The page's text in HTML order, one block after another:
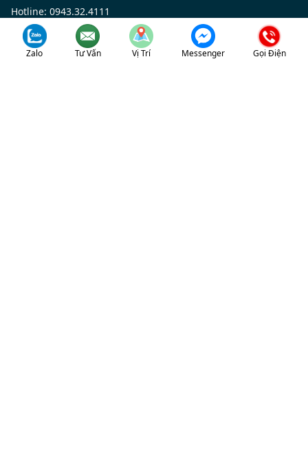
Hotline: 0943.32.4111
Showroom Nghệ An: Gọi điện Chỉ đường
Zalo Tư Vấn Vị Trí Messenger Gọi Điện